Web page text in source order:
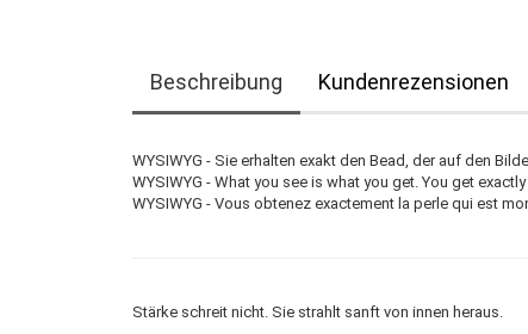
Beschreibung Kundenrezensionen
WYSIWYG - Sie erhalten exakt den Bead, der auf den
WYSIWYG - What you see is what you get. You get
WYSIWYG - Vous obtenez exactement la perle qui est
Stärke schreit nicht. Sie strahlt sanft von innen heraus.